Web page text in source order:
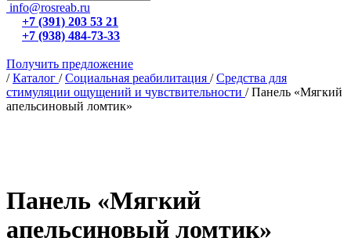
info@rosreab.ru
+7 (391) 203 53 21
+7 (938) 484-73-33
Получить предложение
/ Каталог / Социальная реабилитация / Средства для
стимуляции ощущений и чувствительности / Панель «Мягкий
апельсиновый ломтик»
Панель «Мягкий
апельсиновый ломтик»